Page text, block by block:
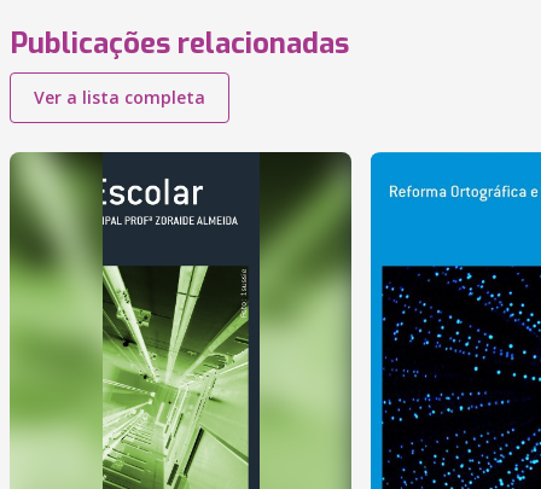
Publicações relacionadas
Ver a lista completa